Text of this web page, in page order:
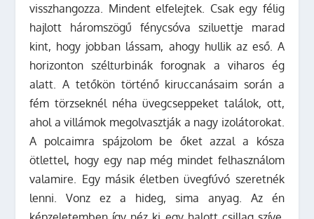
visszhangozza. Mindent elfelejtek. Csak egy félig
hajlott háromszögű fénycsóva sziluettje marad
kint, hogy jobban lássam, ahogy hullik az eső. A
horizonton szélturbinák forognak a viharos ég
alatt. A tetőkön történő kiruccanásaim során a
fém törzseknél néha üvegcseppeket találok, ott,
ahol a villámok megolvasztják a nagy izolátorokat.
A polcaimra spájzolom be őket azzal a kósza
ötlettel, hogy egy nap még mindet felhasználom
valamire. Egy másik életben üvegfúvó szeretnék
lenni. Vonz ez a hideg, sima anyag. Az én